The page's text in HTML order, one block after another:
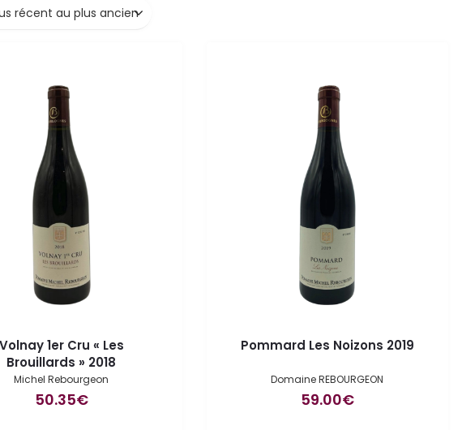
récent au plus ancien
1er Cru « Les
Brouillards » 2018
Michel Rebourgeon
50.35€
Pommard Les Noizons 2019
Domaine REBOURGEON
59.00€